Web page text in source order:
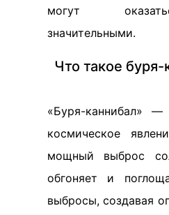
могут
значительными.
Что такое
«Буря-каннибал» —
космическое
мощный выброс
обгоняет и
выбросы, создавая